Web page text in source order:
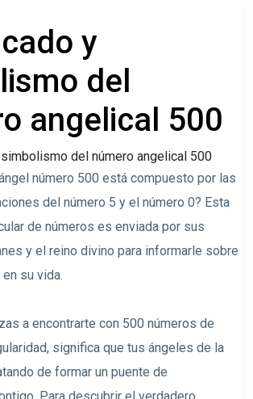
y
del
angelical 500
número 500 está compuesto por las
del número 5 y el número 0? Esta
de números es enviada por sus
y el reino divino para informarle sobre
su vida.
a encontrarte con 500 números de
significa que tus ángeles de la
de formar un puente de